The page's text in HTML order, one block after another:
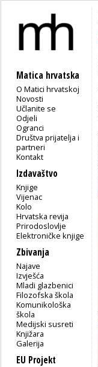
Matica hrvatska
O Matici hrvatskoj
Novosti
Učlanite se
Odjeli
Ogranci
Društva prijatelja i
partneri
Kontakt
Izdavaštvo
Knjige
Vijenac
Kolo
Hrvatska revija
Prirodoslovlje
Elektroničke knjige
Zbivanja
Najave
Izvješća
Mladi glazbenici
Filozofska škola
Komunikološka
škola
Medijski susreti
Knjižara
Galerija
EU Projekt